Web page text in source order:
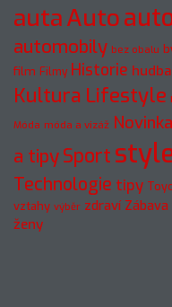
autaAuto
automobily bez obalu
film Filmy Historie hudba
Kultura Lifestyle
Móda móda a vizáž Novinka
a tipySport
Technologie tipy
vztahy výběr zdraví Zábava
ženy